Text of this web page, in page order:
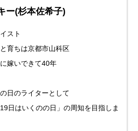
ー(杉本佐希子)
スト
育ちは京都市山科区
嫁いできて40年
日のライターとして
19日はいくのの日」の周知を目指しま